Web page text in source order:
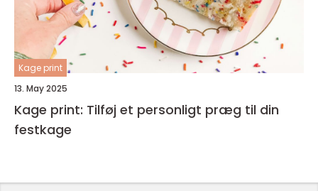
Kage print
13. May 2025
Kage print: Tilføj et personligt præg til din
festkage